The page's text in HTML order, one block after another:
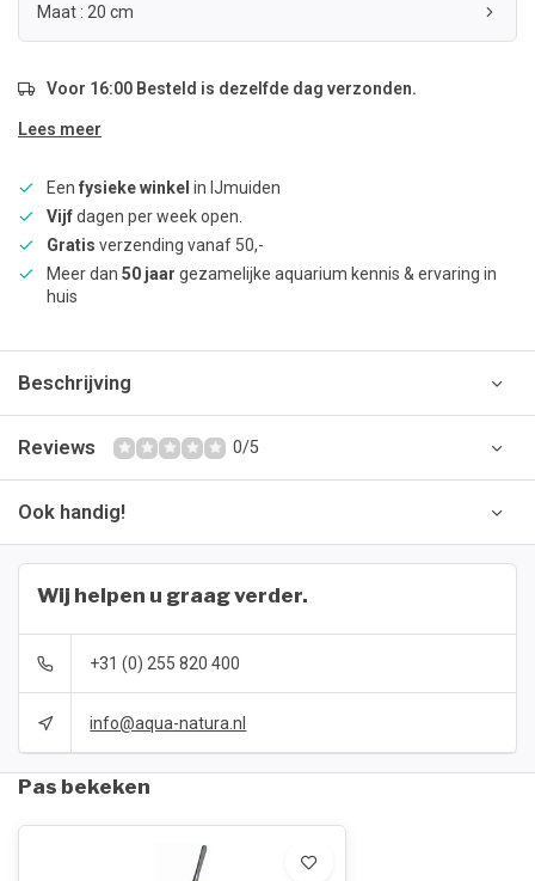
Maat : 20 cm
Voor 16:00 Besteld is dezelfde dag verzonden.
Lees meer
Een fysieke winkel in IJmuiden
Vijfdagen per week open.
Gratis verzending vanaf 50,-
Meer dan 50 jaar gezamelijke aquarium kennis & ervaring in
huis
Beschrijving
Reviews 0/5
Ook handig!
Wij helpen u graag verder.
+31 (0) 255 820 400
info@aqua-natura.nl
Pas bekeken